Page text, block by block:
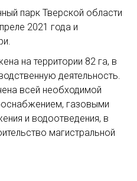
парк Тверской области
2021 года и
на территории 82 га, в
деятельность.
всей необходимой
газовыми
и водоотведения, в
магистральной